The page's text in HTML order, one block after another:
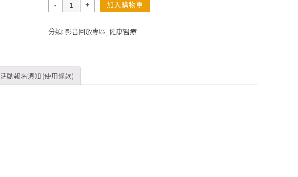
量
加入購物車
分類: 影音回放專區, 健康醫療
活動報名須知 (使用條款)